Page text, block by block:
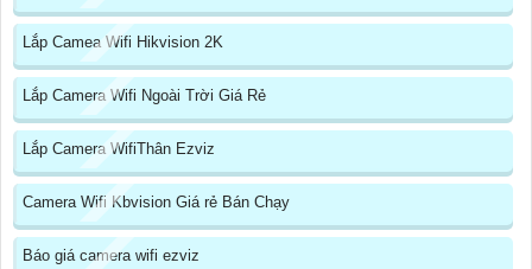
Lắp Camea Wifi Hikvision 2K
Lắp Camera Wifi Ngoài Trời Giá Rẻ
Lắp Camera WifiThân Ezviz
Camera Wifi Kbvision Giá rẻ Bán Chạy
Báo giá camera wifi ezviz